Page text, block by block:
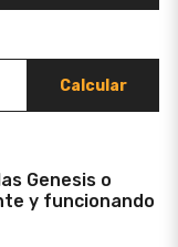
Calcular
Genesis o
y funcionando